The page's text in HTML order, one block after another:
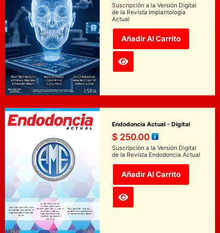
Suscripción a la Versión Digital
de la Revista Implantología
Actual
Añadir Al Carrito
Endodoncia Actual - Digital
$ 250.00
Suscripción a la Versión Digital
de la Revista Endodoncia Actual
Añadir Al Carrito